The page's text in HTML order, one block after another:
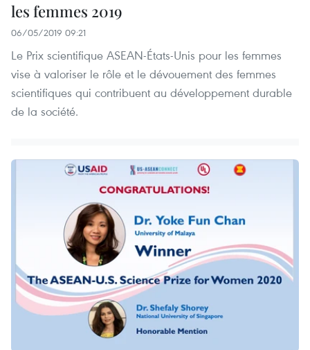
les femmes 2019
06/05/2019 09:21
Le Prix scientifique ASEAN-États-Unis pour les femmes
vise à valoriser le rôle et le dévouement des femmes
scientifiques qui contribuent au développement durable
de la société.